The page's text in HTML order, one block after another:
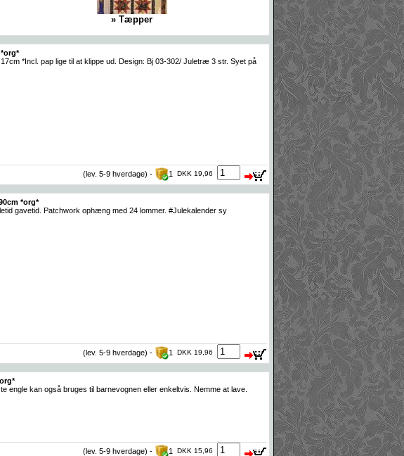
» Tæpper
*Incl. pap lige til at klippe ud. Design: Bj 03-302/ Juletræ 3 str. Syet på
(lev. 5-9 hverdage) - 1 DKK 19,96
*org*
gavetid. Patchwork ophæng med 24 lommer. #Julekalender sy
(lev. 5-9 hverdage) - 1 DKK 19,96
engle kan også bruges til barnevognen eller enkeltvis. Nemme at lave.
(lev. 5-9 hverdage) - 1 DKK 15,96